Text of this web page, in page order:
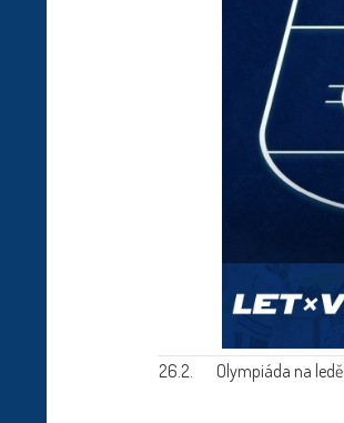
26.2. Olympiáda na ledě